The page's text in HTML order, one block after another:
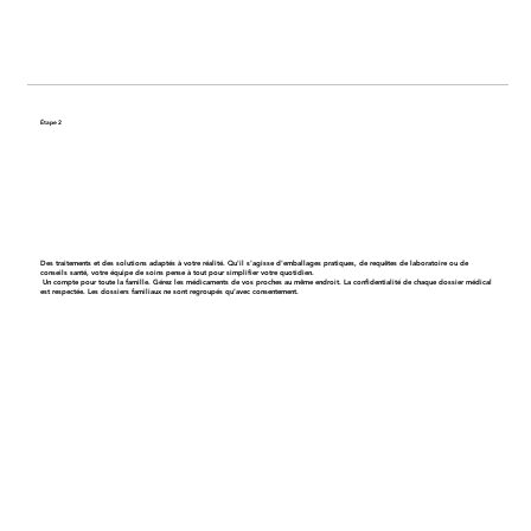
Étape 2
Des traitements et des solutions adaptés à votre réalité. Qu'il s'agisse d'emballages pratiques, de requêtes de laboratoire ou de
conseils santé, votre équipe de soins pense à tout pour simplifier votre quotidien.
Un compte pour toute la famille. Gérez les médicaments de vos proches au même endroit. La confidentialité de chaque dossier médical
est respectée. Les dossiers familiaux ne sont regroupés qu’avec consentement.